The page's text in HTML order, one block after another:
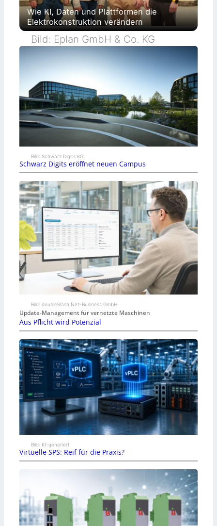
Wie KI, Daten und Plattformen die
Elektrokonstruktion verändern
Bild: Eplan GmbH & Co. KG
Bild: Schwarz Digits KG
Schwarz Digits eröffnet neuen Campus
Bild: doubleSlash Net-Business GmbH
Update-Management für vernetzte Maschinen
Aus Pflicht wird Potenzial
Bild: KI-generiert
Virtuelle SPS: Reif für die Praxis?